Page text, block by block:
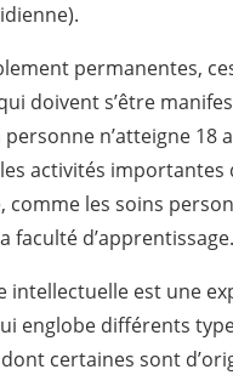
permanentes,
doivent s’être
n’atteigne 18
activités importantes
comme les soins
faculté d’apprentissage.
intellectuelle est une
englobe différents
certaines sont